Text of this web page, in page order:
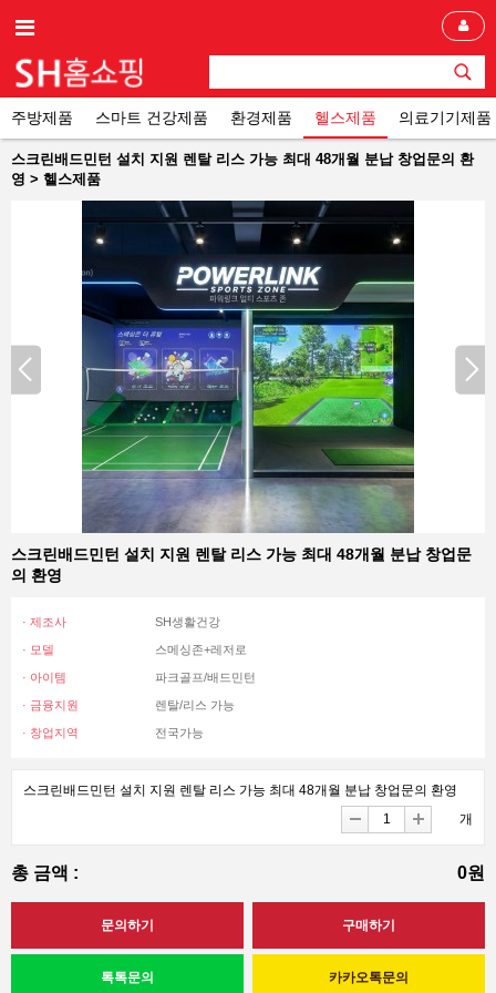
주방제품 스마트 건강제품 환경제품 헬스제품 의료기기제품
스크린배드민턴 설치 지원 렌탈 리스 가능 최대 48개월 분납 창업문의 환
영 > 헬스제품
스크린배드민턴 설치 지원 렌탈 리스 가능 최대 48개월 분납 창업문
의 환영
· 제조사 SH생활건강
· 모델 스메싱존+레저로
· 아이템 파크골프/배드민턴
· 금융지원 렌탈/리스 가능
· 창업지역 전국가능
스크린배드민턴 설치 지원 렌탈 리스 가능 최대 48개월 분납 창업문의 환영
개
총 금액 : 0원